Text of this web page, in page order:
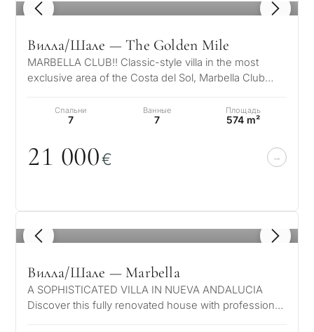
1 / 8
Вилла/Шале — The Golden Mile
MARBELLA CLUB!! Classic-style villa in the most
exclusive area of ​​the Costa del Sol, Marbella Club
Спальни
7
Ванные
7
Площадь
574 m²
21 000€
1 / 8
Вилла/Шале — Marbella
A SOPHISTICATED VILLA IN NUEVA ANDALUCIA
Discover this fully renovated house with professional